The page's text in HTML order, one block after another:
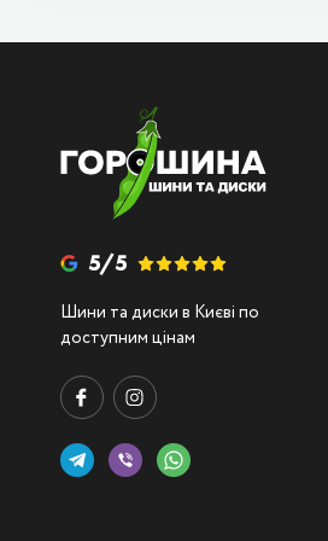
5/5
Шини та диски в Києві по
доступним цінам